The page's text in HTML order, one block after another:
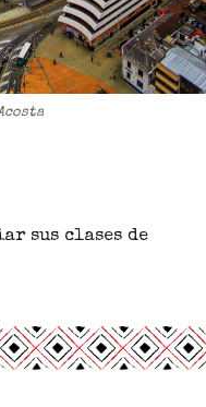
sus clases de